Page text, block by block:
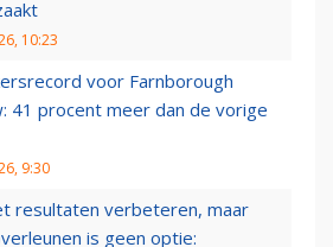
10:23
voor Farnborough
41 procent meer dan de vorige
9:30
resultaten verbeteren, maar
is geen optie: